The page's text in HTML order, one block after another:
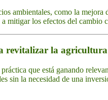
ambientales, como la mejora
mitigar los efectos del cambio
revitalizar la
que está ganando
sin la necesidad de una